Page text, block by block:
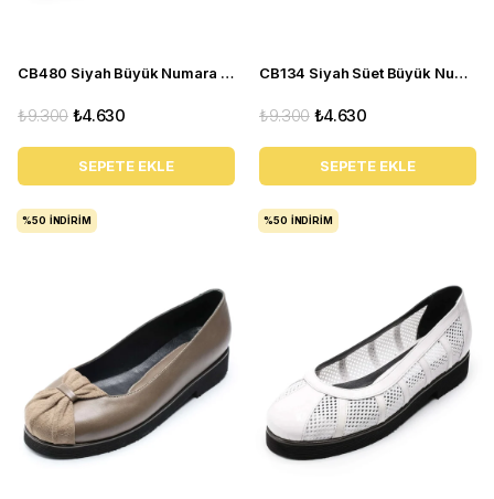
CB480 Siyah Büyük Numara yazlık kadın babet ayakkabı
₺4.630
₺9.300
SEPETE EKLE
CB134 Siyah Süet Büyük Numara yazlık kadın babet ayakkabı
₺4.630
₺9.300
SEPETE EKLE
%50 İNDIRIM %50 İNDIRIM